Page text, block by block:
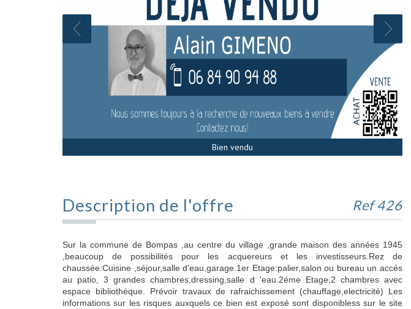
Bien vendu
Description de l'offre Ref 426
Sur la commune de Bompas ,au centre du village ,grande maison des années 1945
,beaucoup de possibilités pour les acquereurs et les investisseurs.Rez de
chaussée:Cuisine ,séjour,salle d'eau,garage.1er Etage:palier,salon ou bureau un accés
au patio, 3 grandes chambres,dressing,salle d 'eau.2éme Etage,2 chambres avec
espace bibliothéque. Prévoir travaux de rafraichissement (chauffage,electricité) Les
informations sur les risques auxquels ce bien est exposé sont disponibless sur le site